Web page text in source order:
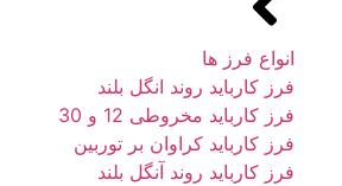
انواع فرز ها
فرز کارباید روند انگل بلند
فرز کارباید مخروطی 12 و 30
فرز کارباید کراوان بر توربین
فرز کارباید روند آنگل بلند